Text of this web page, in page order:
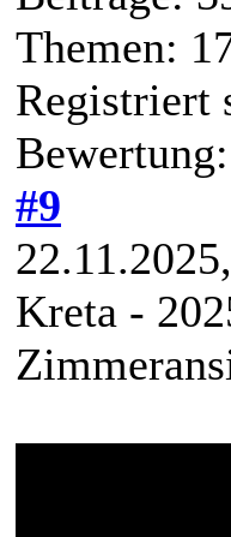
Themen:
Registriert
Bewertung:
#9
Kreta -